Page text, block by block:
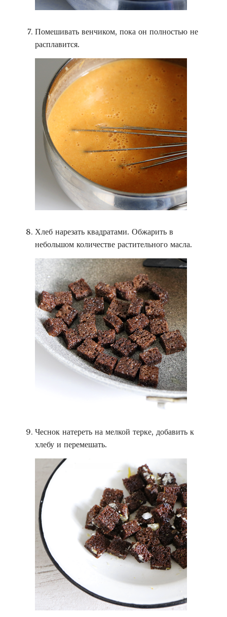
Помешивать венчиком, пока он полностью не
расплавится.
Хлеб нарезать квадратами. Обжарить в
небольшом количестве растительного масла.
Чеснок натереть на мелкой терке, добавить к
хлебу и перемешать.